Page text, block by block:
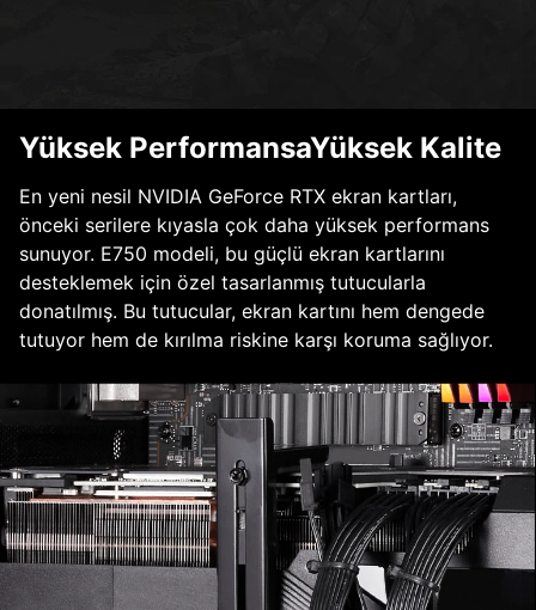
Yüksek PerformansaYüksek Kalite
En yeni nesil NVIDIA GeForce RTX ekran kartları,
önceki serilere kıyasla çok daha yüksek performans
sunuyor. E750 modeli, bu güçlü ekran kartlarını
desteklemek için özel tasarlanmış tutucularla
donatılmış. Bu tutucular, ekran kartını hem dengede
tutuyor hem de kırılma riskine karşı koruma sağlıyor.